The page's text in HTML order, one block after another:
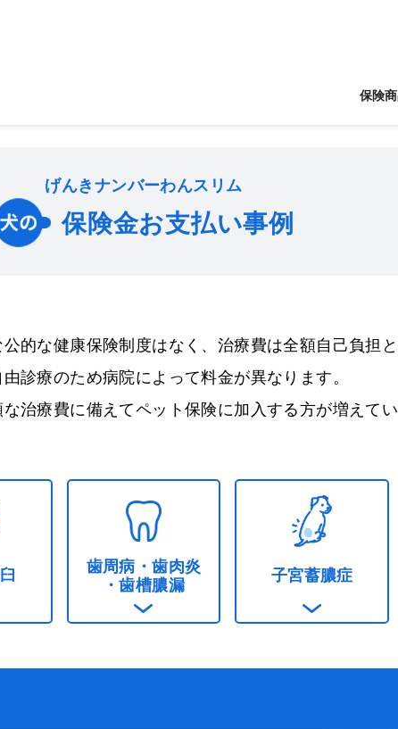
保険
げんきナンバーわんスリム
犬の
保険金お支払い事例
的な健康保険制度はなく、治療費は全額自己負担と
由診療のため病院によって料金が異なります。
治療費に備えてペット保険に加入する方が増えてい
歯周病・歯肉炎
・歯槽膿漏
子宮蓄膿症